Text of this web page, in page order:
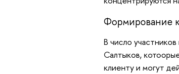
Формирование
В число
Салтыков,
клиенту и могут